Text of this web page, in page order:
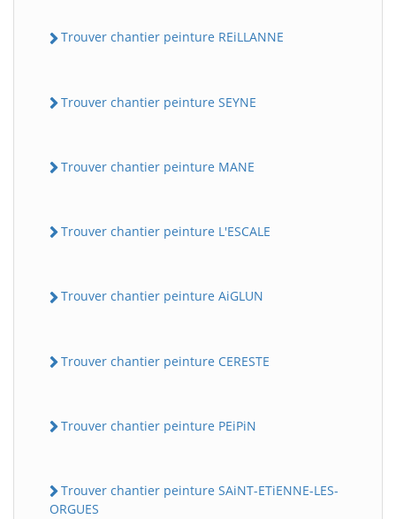
Trouver chantier peinture REiLLANNE
Trouver chantier peinture SEYNE
Trouver chantier peinture MANE
Trouver chantier peinture L'ESCALE
Trouver chantier peinture AiGLUN
Trouver chantier peinture CERESTE
Trouver chantier peinture PEiPiN
Trouver chantier peinture SAiNT-ETiENNE-LES-
ORGUES